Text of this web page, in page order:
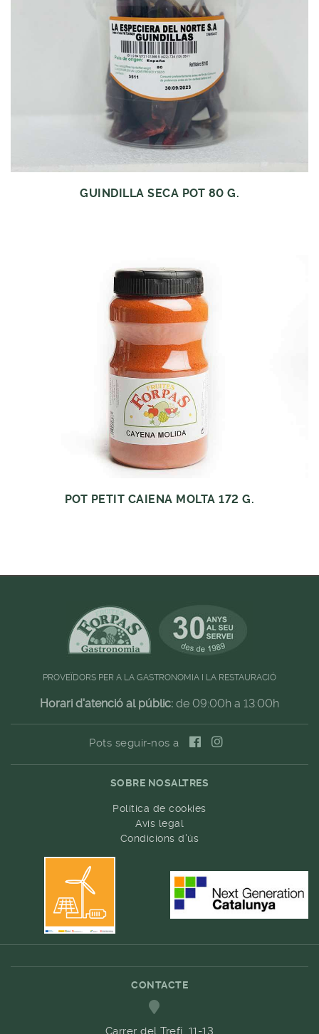
GUINDILLA SECA POT 80 G.
POT PETIT CAIENA MOLTA 172 G.
PROVEÏDORS PER A LA GASTRONOMIA I LA RESTAURACIÓ
Horari d'atenció al públic: de 09:00h a 13:00h
Pots seguir-nos a
SOBRE NOSALTRES
Política de cookies
Avís legal
Condicions d'ús
CONTACTE
Carrer del Trefí. 11-13